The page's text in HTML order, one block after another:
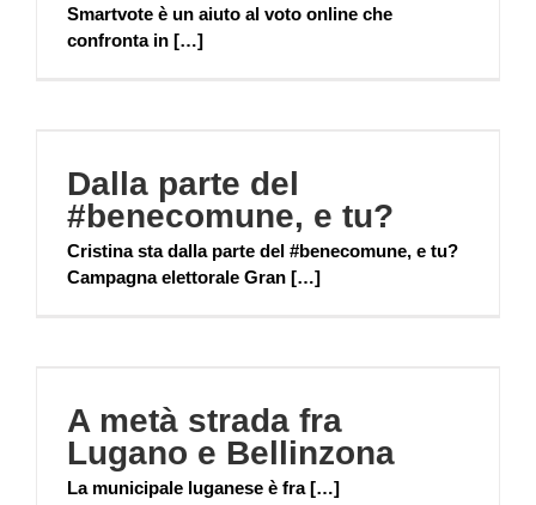
Smartvote è un aiuto al voto online che
confronta in […]
Dalla parte del
#benecomune, e tu?
Cristina sta dalla parte del #benecomune, e tu?
Campagna elettorale Gran […]
A metà strada fra
Lugano e Bellinzona
La municipale luganese è fra […]